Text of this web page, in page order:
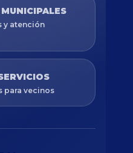
y atención
para vecinos